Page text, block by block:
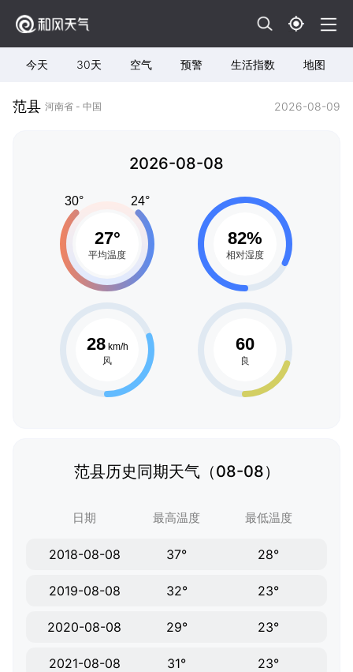
今天 30天 空气 预警 生活指数 地图
范县 河南省 - 中国 2026-08-09
2026-08-08
范县历史同期天气（08-08）
日期 最高温度 最低温度
2018-08-08 37° 28°
2019-08-08 32° 23°
2020-08-08 29° 23°
2021-08-08 31° 23°